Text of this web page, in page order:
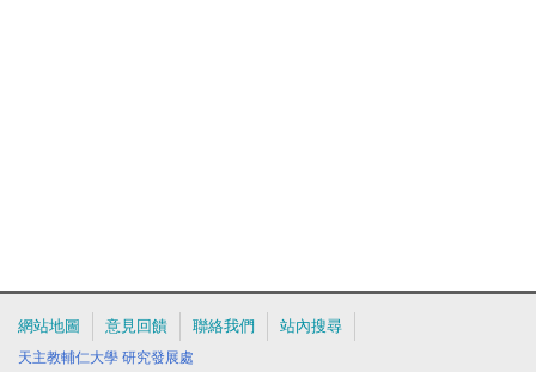
網站地圖 意見回饋 聯絡我們 站內搜尋
天主教輔仁大學 研究發展處